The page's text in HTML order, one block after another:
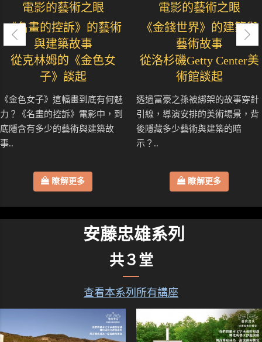
電影的藝術之眼
《名畫的控訴》的藝術
與建築故事
從克林姆的《金色女
子》談起
《金色女子》這幅畫到底有何魅
力？《名畫的控訴》電影中，到
底隱含有多少的藝術與建築故
事..
瞭解更多
電影的藝術之眼
《金錢世界》的建築與
藝術故事
從洛杉磯Getty Center美
術館談起
透過富豪之孫被綁架的故事穿針
引線，導演安排的美術場景，背
後隱藏多少藝術與建築的暗
示？..
瞭解更多
安藤忠雄系列
共３堂
查看本系列所有講座